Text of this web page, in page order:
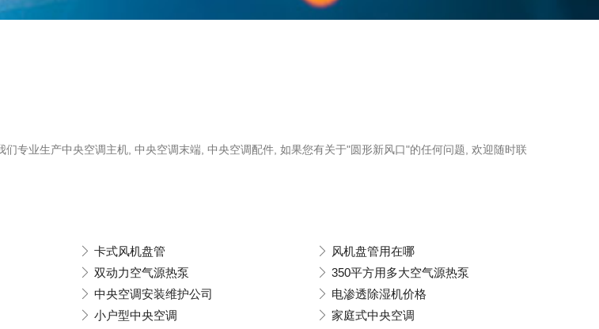
们专业生产中央空调主机, 中央空调末端, 中央空调配件, 如果您有关于"圆形新风口"的任何问题, 欢迎随时联
卡式风机盘管
风机盘管用在哪
双动力空气源热泵
350平方用多大空气源热泵
中央空调安装维护公司
电渗透除湿机价格
小户型中央空调
家庭式中央空调